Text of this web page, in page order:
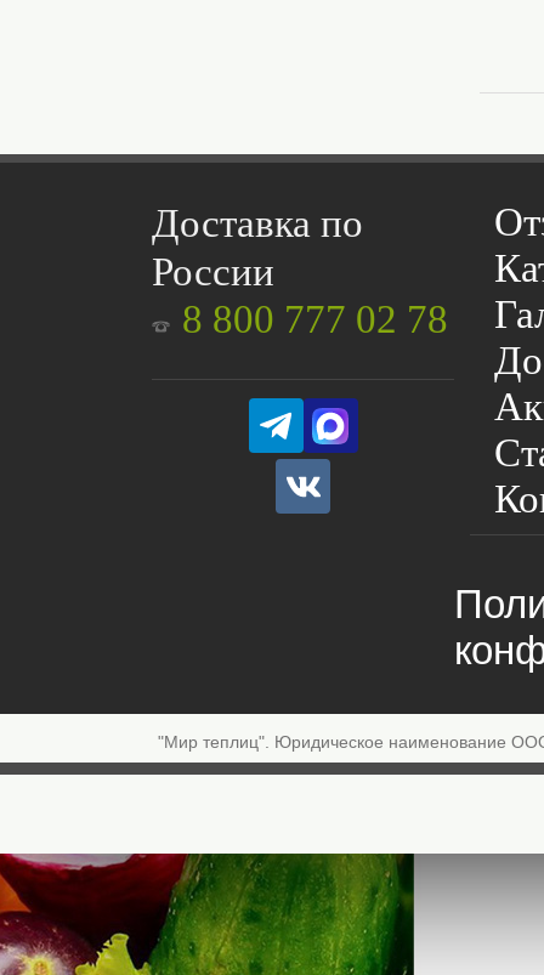
Доставка по
России
8 800 777 02 78
"Мир теплиц". Юридическое наименование